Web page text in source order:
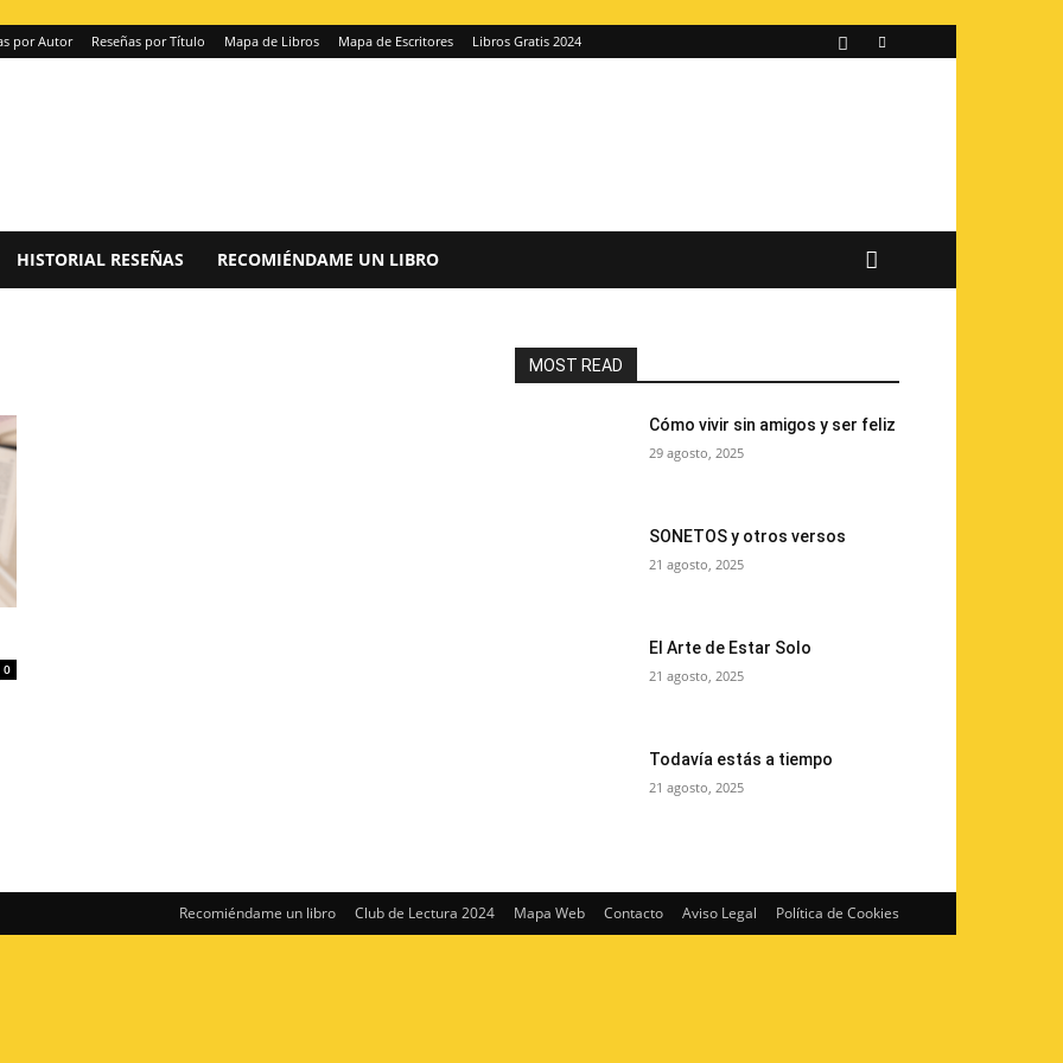
por Autor Reseñas por Título Mapa de Libros Mapa de Escritores Libros Gratis 2024
HISTORIAL RESEÑAS RECOMIÉNDAME UN LIBRO
0
MOST READ
Cómo vivir sin amigos y ser feliz
29 agosto, 2025
SONETOS y otros versos
21 agosto, 2025
El Arte de Estar Solo
21 agosto, 2025
Todavía estás a tiempo
21 agosto, 2025
Recomiéndame un libro Club de Lectura 2024 Mapa Web Contacto Aviso Legal Política de Cookies